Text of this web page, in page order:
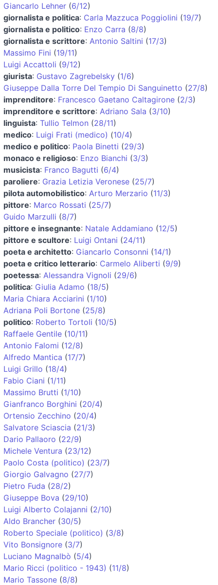
Giancarlo Lehner (6/12)
giornalista e politica: Carla Mazzuca Poggiolini (19/7)
giornalista e politico: Enzo Carra (8/8)
giornalista e scrittore: Antonio Saltini (17/3)
Massimo Fini (19/11)
Luigi Accattoli (9/12)
giurista: Gustavo Zagrebelsky (1/6)
Giuseppe Dalla Torre Del Tempio Di Sanguinetto (27/8)
imprenditore: Francesco Gaetano Caltagirone (2/3)
imprenditore e scrittore: Adriano Sala (3/10)
linguista: Tullio Telmon (28/11)
medico: Luigi Frati (medico) (10/4)
medico e politico: Paola Binetti (29/3)
monaco e religioso: Enzo Bianchi (3/3)
musicista: Franco Bagutti (6/4)
paroliere: Grazia Letizia Veronese (25/7)
pilota automobilistico: Arturo Merzario (11/3)
pittore: Marco Rossati (25/7)
Guido Marzulli (8/7)
pittore e insegnante: Natale Addamiano (12/5)
pittore e scultore: Luigi Ontani (24/11)
poeta e architetto: Giancarlo Consonni (14/1)
poeta e critico letterario: Carmelo Aliberti (9/9)
poetessa: Alessandra Vignoli (29/6)
politica: Giulia Adamo (18/5)
Maria Chiara Acciarini (1/10)
Adriana Poli Bortone (25/8)
politico: Roberto Tortoli (10/5)
Raffaele Gentile (10/11)
Antonio Falomi (12/8)
Alfredo Mantica (17/7)
Luigi Grillo (18/4)
Fabio Ciani (1/11)
Massimo Brutti (1/10)
Gianfranco Borghini (20/4)
Ortensio Zecchino (20/4)
Salvatore Sciascia (21/3)
Dario Pallaoro (22/9)
Michele Ventura (23/12)
Paolo Costa (politico) (23/7)
Giorgio Galvagno (27/7)
Pietro Fuda (28/2)
Giuseppe Bova (29/10)
Luigi Alberto Colajanni (2/10)
Aldo Brancher (30/5)
Roberto Speciale (politico) (3/8)
Vito Bonsignore (3/7)
Luciano Magnalbò (5/4)
Mario Ricci (politico - 1943) (11/8)
Mario Tassone (8/8)